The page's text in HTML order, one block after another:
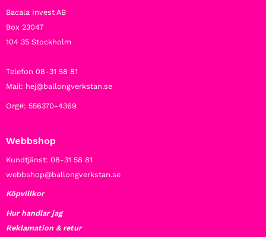
Bacala Invest AB
Box 23047
104 35 Stockholm
Telefon 08-31 58 81
Mail: hej@ballongverkstan.se
Org#: 556370-4369
Webbshop
Kundtjänst: 08-31 58 81
webbshop@ballongverkstan.se
Köpvillkor
Hur handlar jag
Reklamation & retur